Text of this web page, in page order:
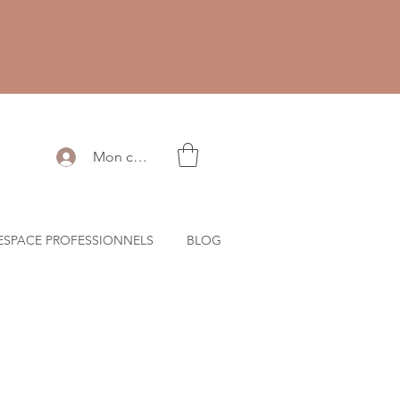
Mon compte
PROFESSIONNELS
BLOG